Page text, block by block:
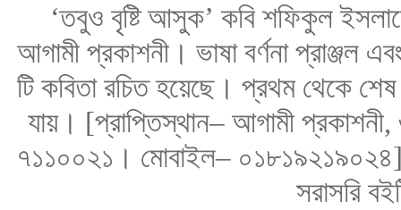
‘তবুও বৃষ্টি আসুক’ কবি শফিকুল
আগামী প্রকাশনী। ভাষা বর্ণনা প্রাঞ্জল
টি কবিতা রচিত হয়েছে। প্রথম থেকে
যায়। [প্রাপ্তিস্থান– আগামী
৭১১০০২১। মোবাইল–
সরাসরি